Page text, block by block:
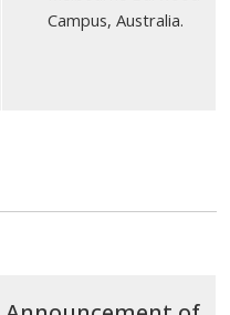
Campus, Australia.